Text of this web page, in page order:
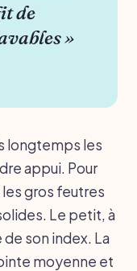
de
»
longtemps les
appui. Pour
les gros feutres
Le petit, à
son index. La
moyenne et